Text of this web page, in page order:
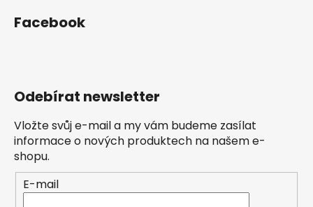
Facebook
Odebírat newsletter
Vložte svůj e-mail a my vám budeme zasílat
informace o nových produktech na našem e-
shopu.
E-mail